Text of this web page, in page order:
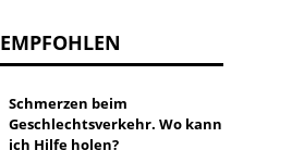
EMPFOHLEN
Schmerzen beim
Geschlechtsverkehr. Wo kann
ich Hilfe holen?